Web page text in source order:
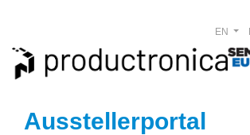
Ausstellerportal
EN